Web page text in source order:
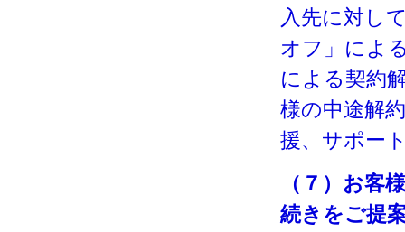
入先に対し
オフ」によ
による契約
様の中途解
援、サポー
（７）お客
続きをご提